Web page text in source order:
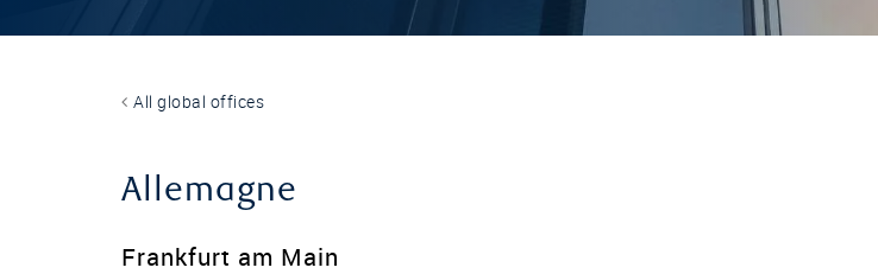
All global offices
Allemagne
Frankfurt am Main